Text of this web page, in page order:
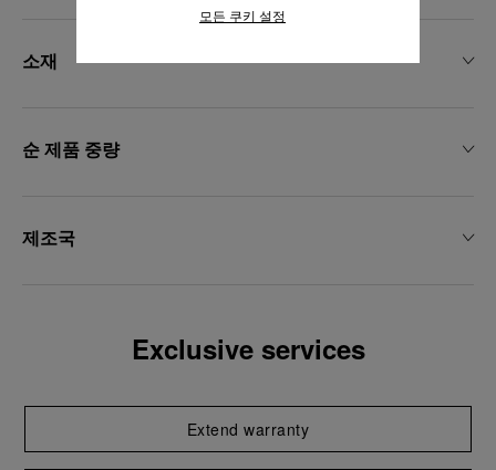
소재
순 제품 중량
제조국
Exclusive services
Extend warranty
모든 쿠키의 사용에 동의하시려면 "모두 허
모든 쿠키 설정